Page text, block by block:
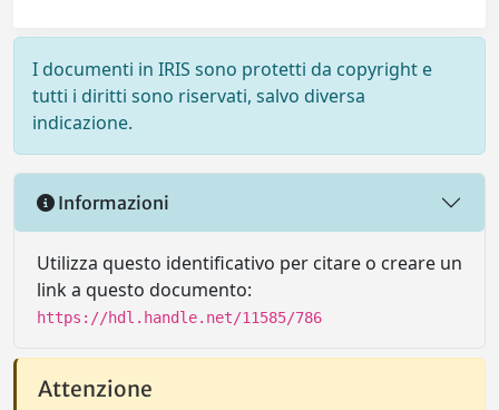
I documenti in IRIS sono protetti da copyright e
tutti i diritti sono riservati, salvo diversa
indicazione.
Informazioni
Utilizza questo identificativo per citare o creare un
link a questo documento:
https://hdl.handle.net/11585/786
Attenzione